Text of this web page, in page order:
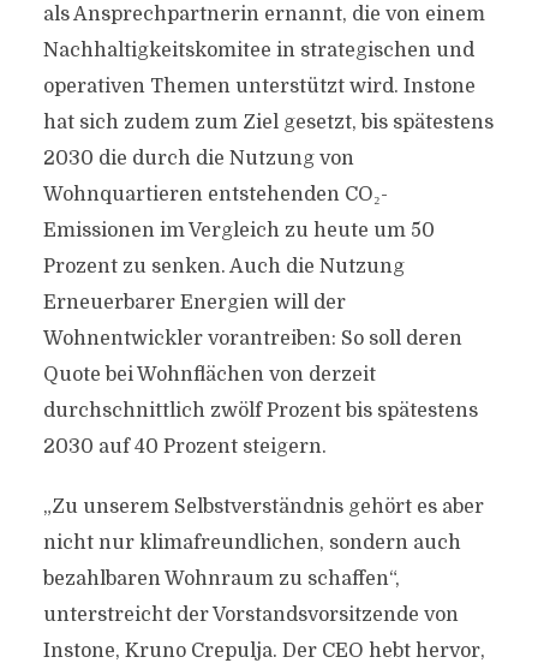
als Ansprechpartnerin ernannt, die von einem
Nachhaltigkeitskomitee in strategischen und
operativen Themen unterstützt wird. Instone
hat sich zudem zum Ziel gesetzt, bis spätestens
2030 die durch die Nutzung von
Wohnquartieren entstehenden CO₂-
Emissionen im Vergleich zu heute um 50
Prozent zu senken. Auch die Nutzung
Erneuerbarer Energien will der
Wohnentwickler vorantreiben: So soll deren
Quote bei Wohnflächen von derzeit
durchschnittlich zwölf Prozent bis spätestens
2030 auf 40 Prozent steigern.
„Zu unserem Selbstverständnis gehört es aber
nicht nur klimafreundlichen, sondern auch
bezahlbaren Wohnraum zu schaffen“,
unterstreicht der Vorstandsvorsitzende von
Instone, Kruno Crepulja. Der CEO hebt hervor,